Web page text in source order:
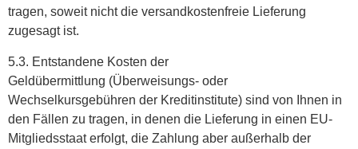
tragen, soweit nicht die versandkostenfreie Lieferung
zugesagt ist.
5.3. Entstandene Kosten der
Geldübermittlung (Überweisungs- oder
Wechselkursgebühren der Kreditinstitute) sind von Ihnen in
den Fällen zu tragen, in denen die Lieferung in einen EU-
Mitgliedsstaat erfolgt, die Zahlung aber außerhalb der